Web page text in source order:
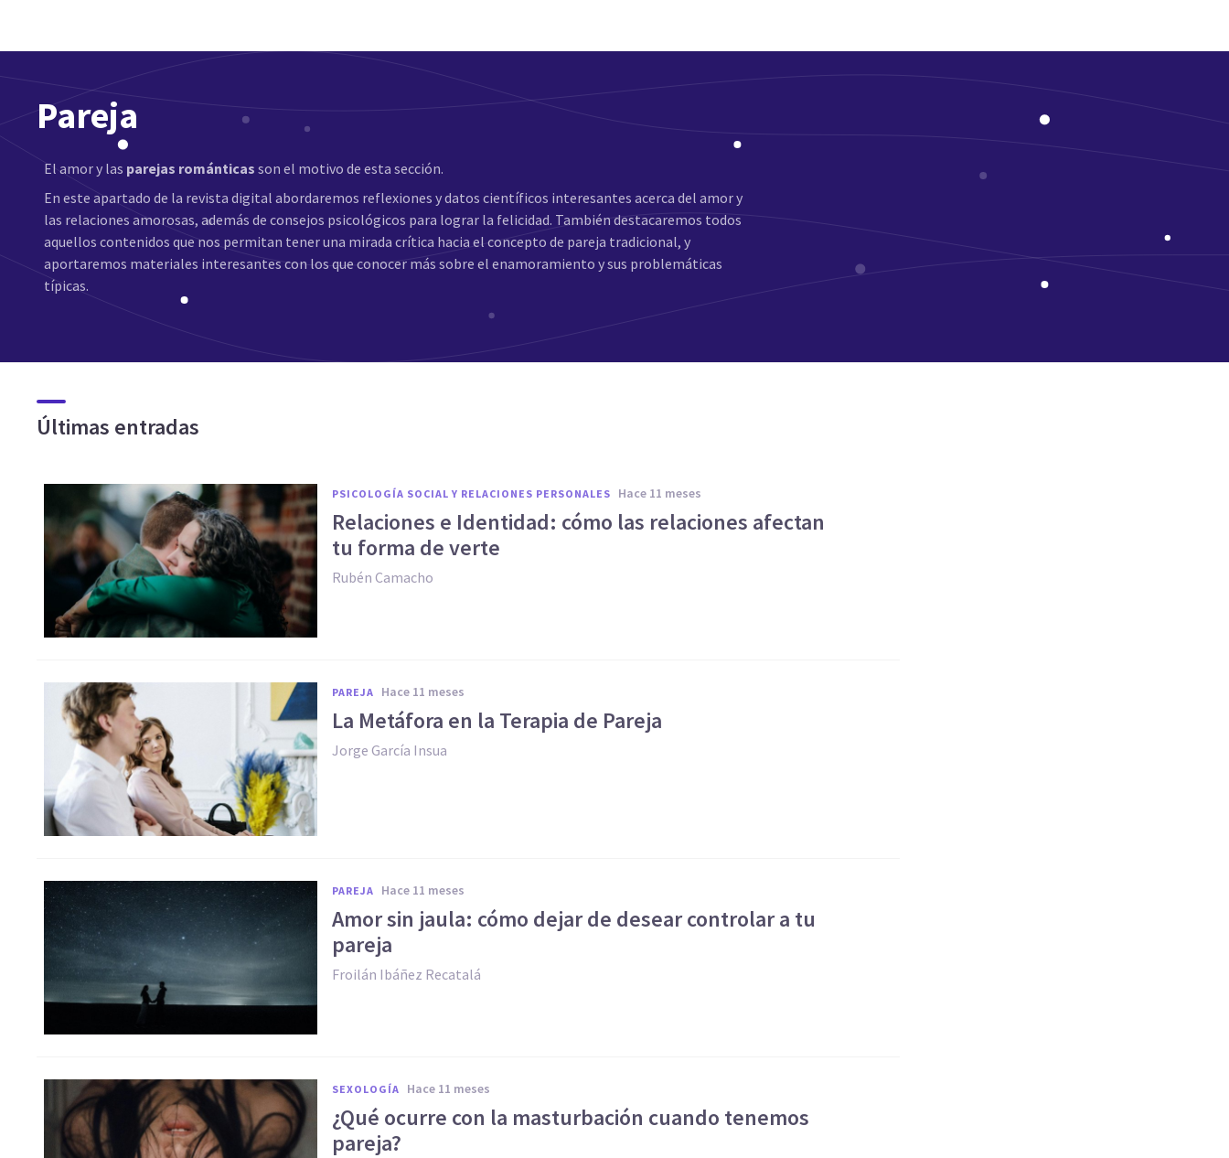
Pareja
El amor y las parejas románticas son el motivo de esta sección.
En este apartado de la revista digital abordaremos reflexiones y datos científicos interesantes acerca del amor y
las relaciones amorosas, además de consejos psicológicos para lograr la felicidad. También destacaremos todos
aquellos contenidos que nos permitan tener una mirada crítica hacia el concepto de pareja tradicional, y
aportaremos materiales interesantes con los que conocer más sobre el enamoramiento y sus problemáticas
típicas.
Últimas entradas
PSICOLOGÍA SOCIAL Y RELACIONES PERSONALES hace 11 meses
Relaciones e Identidad: cómo las relaciones afectan
tu forma de verte
Rubén Camacho
PAREJA hace 11 meses
La Metáfora en la Terapia de Pareja
Jorge García Insua
PAREJA hace 11 meses
Amor sin jaula: cómo dejar de desear controlar a tu
pareja
Froilán Ibáñez Recatalá
SEXOLOGÍA hace 11 meses
¿Qué ocurre con la masturbación cuando tenemos
pareja?